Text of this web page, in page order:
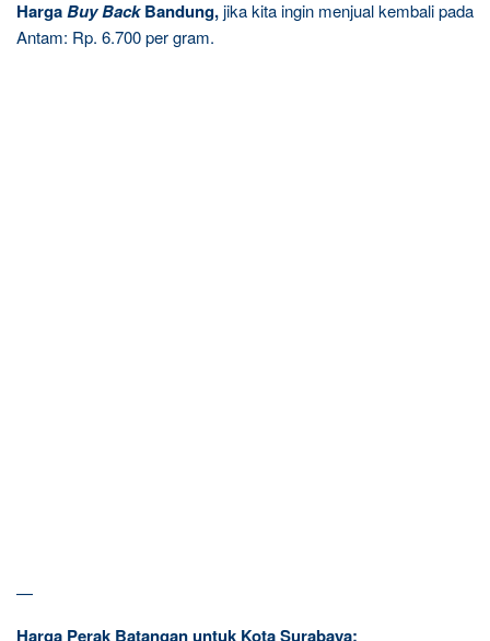
HargaBuy BackBandung,jika kita ingin menjual kembali pada
Antam: Rp. 6.700 per gram.
—
Harga Perak Batangan untuk Kota Surabaya: